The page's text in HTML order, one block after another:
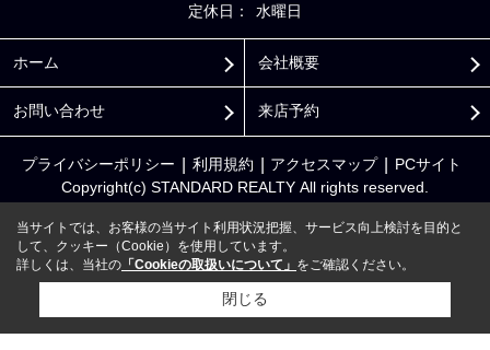
定休日：
水曜日
ホーム 会社概要
お問い合わせ 来店予約
プライバシーポリシー 利用規約 アクセスマップ PCサイト
Copyright(c) STANDARD REALTY All rights reserved.
当サイトでは、お客様の当サイト利用状況把握、サービス向上検討を目的と
して、クッキー（Cookie）を使用しています。
詳しくは、当社の 「Cookieの取扱いについて」 をご確認ください。
閉じる